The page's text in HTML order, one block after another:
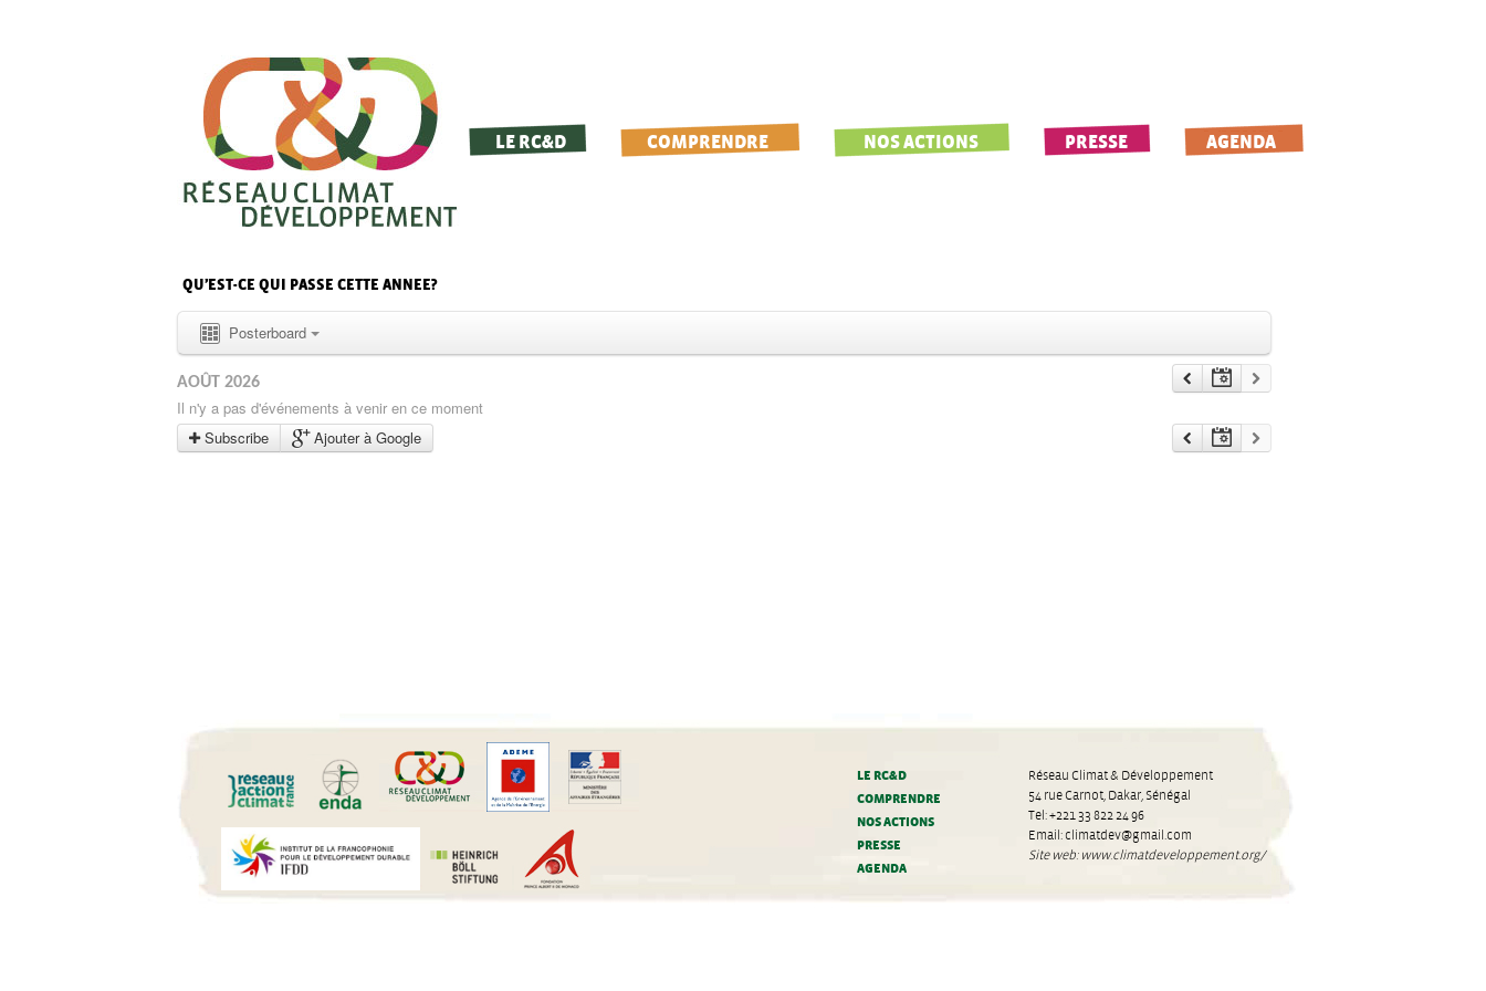
LE RC&D COMPRENDRE NOS ACTIONS PRESSE AGENDA
QU’EST-CE QUI PASSE CETTE ANNEE?
Posterboard
AOÛT 2026
Il n'y a pas d'événements à venir en ce moment
Subscribe
Ajouter à Google
LE RC&D
COMPRENDRE
NOS ACTIONS
PRESSE
AGENDA
Réseau Climat & Développement
54 rue Carnot, Dakar, Sénégal
Tel: +221 33 822 24 96
Email: climatdev@gmail.com
Site web: www.climatdeveloppement.org/